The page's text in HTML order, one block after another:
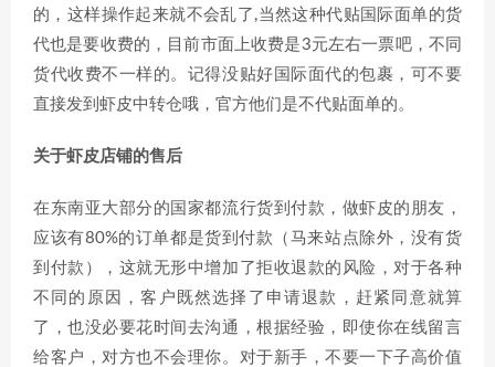
的，这样操作起来就不会乱了,当然这种代贴国际面单的货
代也是要收费的，目前市面上收费是3元左右一票吧，不同
货代收费不一样的。记得没贴好国际面代的包裹，可不要
直接发到虾皮中转仓哦，官方他们是不代贴面单的。
关于虾皮店铺的售后
在东南亚大部分的国家都流行货到付款，做虾皮的朋友，
应该有80%的订单都是货到付款（马来站点除外，没有货
到付款），这就无形中增加了拒收退款的风险，对于各种
不同的原因，客户既然选择了申请退款，赶紧同意就算
了，也没必要花时间去沟通，根据经验，即使你在线留言
给客户，对方也不会理你。对于新手，不要一下子高价值